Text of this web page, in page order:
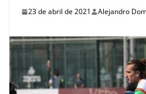
23 de abril de 2021 Alejandro